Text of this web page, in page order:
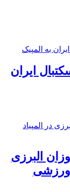
ایران
البرزی
ورزشی